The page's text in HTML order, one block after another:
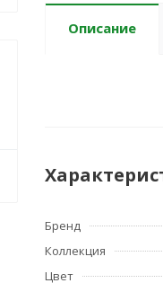
Описание
Бренд
Коллекция
Цвет